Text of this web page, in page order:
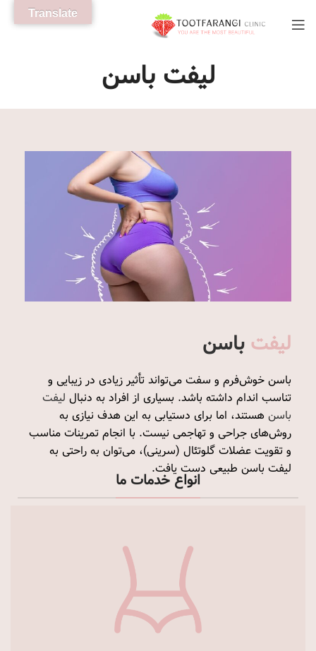
لیفت باسن
لیفتباسن
باسن خوش‌فرم و سفت می‌تواند تأثیر زیادی در زیبایی و
تناسب اندام داشته باشد. بسیاری از افراد به دنبال لیفت
باسن هستند، اما برای دستیابی به این هدف نیازی به
روش‌های جراحی و تهاجمی نیست. با انجام تمرینات مناسب
و تقویت عضلات گلوتئال (سرینی)، می‌توان به راحتی به
لیفت باسن طبیعی دست یافت.
انواع خدمات ما
Translate